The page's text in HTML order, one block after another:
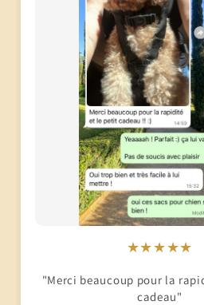
★★★★★
"Merci beaucoup pour la
cadeau"